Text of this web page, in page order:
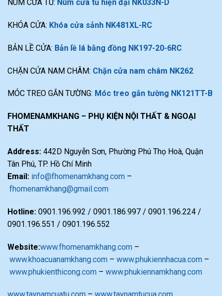
NÚM CỬA TỦ: Núm cửa tủ hiện đại NK033N-D
KHÓA CỬA: Khóa cửa sảnh NK481XL-RC
BẢN LỀ CỬA: Bản lề lá bằng đồng NK197-20-6RC
CHẶN CỬA NAM CHÂM: Chặn cửa nam châm NK262
MÓC TREO GẮN TƯỜNG: Móc treo gắn tường NK121TT-B
FHOMENAMKHANG – PHỤ KIỆN NỘI THẤT & NGOẠI
THẤT
Address: 442D Nguyễn Sơn, Phường Phú Thọ Hoà, Quận
Tân Phú, TP. Hồ Chí Minh
Email: info@fhomenamkhang.com –
fhomenamkhang@gmail.com
Hotline: 0901.196.992 / 0901.186.997 / 0901.196.224 /
0901.196.551 / 0901.196.552
Website:www.fhomenamkhang.com –
www.khoacuanamkhang.com – www.phukiennhacua.com –
www.phukienthicong.com – www.phukiennamkhang.com